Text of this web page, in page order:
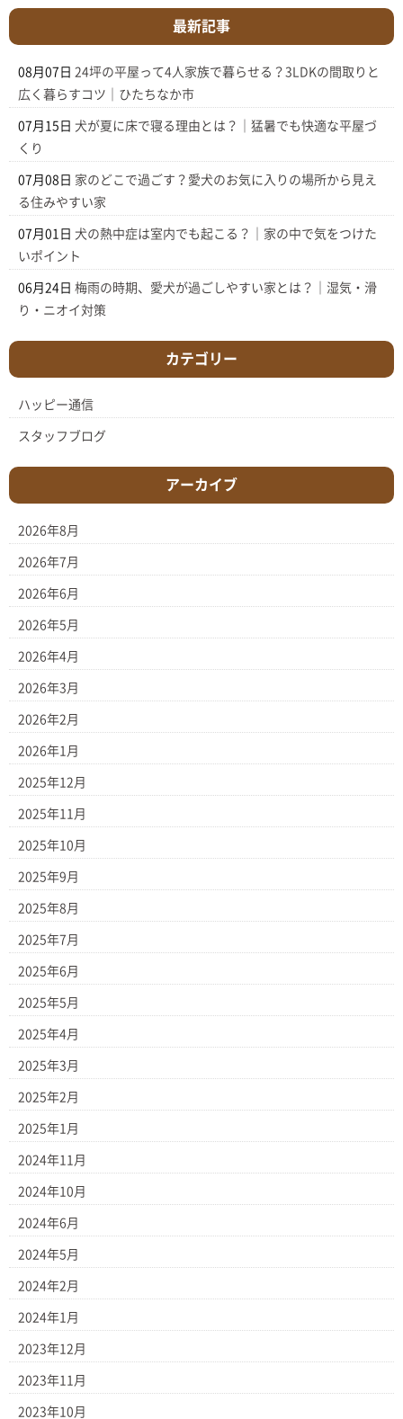
最新記事
08月07日 24坪の平屋って4人家族で暮らせる？3LDKの間取りと
広く暮らすコツ｜ひたちなか市
07月15日 犬が夏に床で寝る理由とは？｜猛暑でも快適な平屋づ
くり
07月08日 家のどこで過ごす？愛犬のお気に入りの場所から見え
る住みやすい家
07月01日 犬の熱中症は室内でも起こる？｜家の中で気をつけた
いポイント
06月24日 梅雨の時期、愛犬が過ごしやすい家とは？｜湿気・滑
り・ニオイ対策
カテゴリー
ハッピー通信
スタッフブログ
アーカイブ
2026年8月
2026年7月
2026年6月
2026年5月
2026年4月
2026年3月
2026年2月
2026年1月
2025年12月
2025年11月
2025年10月
2025年9月
2025年8月
2025年7月
2025年6月
2025年5月
2025年4月
2025年3月
2025年2月
2025年1月
2024年11月
2024年10月
2024年6月
2024年5月
2024年2月
2024年1月
2023年12月
2023年11月
2023年10月